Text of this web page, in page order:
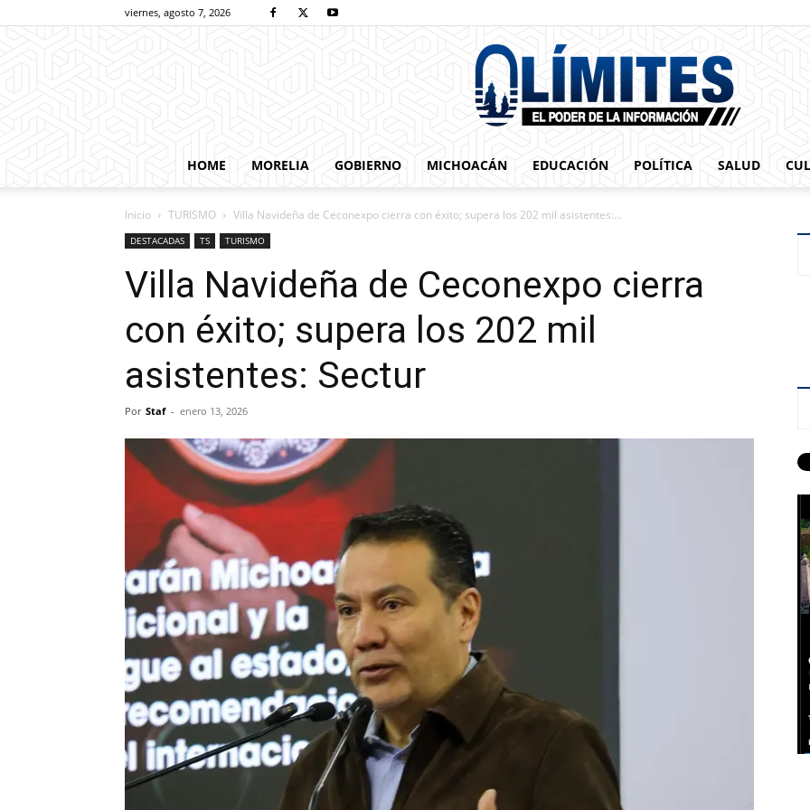
viernes, agosto 7, 2026
HOME MORELIA GOBIERNO MICHOACÁN EDUCACIÓN POLÍTICA SALUD
Inicio TURISMO Villa Navideña de Ceconexpo cierra con éxito; supera los 202 mil asistentes:...
DESTACADAS TS TURISMO
Villa Navideña de Ceconexpo cierra
con éxito; supera los 202 mil
asistentes: Sectur
Por Staf - enero 13, 2026